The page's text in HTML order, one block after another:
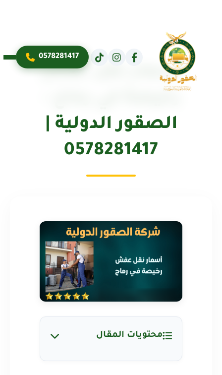
0578281417
أسعار نقل عفش
الصقور الدولية |
0578281417
محتويات المقال